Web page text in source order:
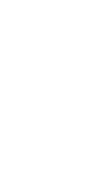
отечественного блэк-
увидел свет этой
начавшееся еще в
не могло остаться
экстремальных
группа встретилась на
зарубежной метал-
NAPALM DEATH,
концертов на
Сибири и Дальнего